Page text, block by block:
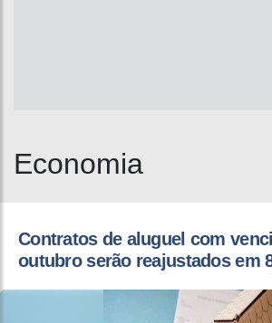
Economia
Contratos de aluguel com
outubro serão reajustados em